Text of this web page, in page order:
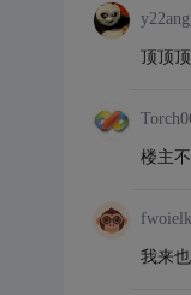
顶顶
楼主
我来也